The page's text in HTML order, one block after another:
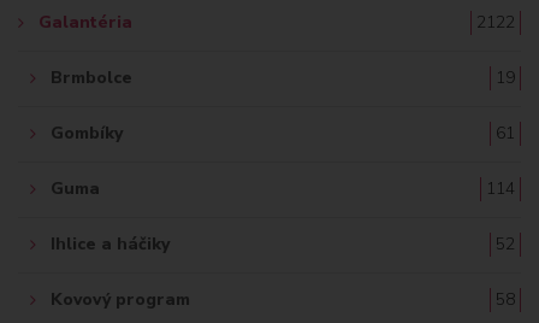
Galantéria 2122
Brmbolce 19
Gombíky 61
Guma 114
Ihlice a háčiky 52
Kovový program 58